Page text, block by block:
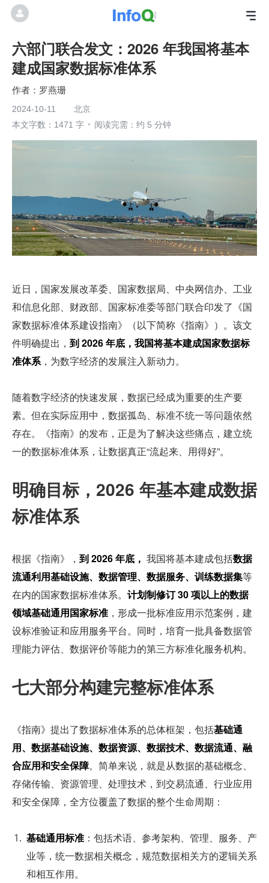
六部门联合发文：2026 年我国将基本
建成国家数据标准体系
罗燕珊
2024-10-11
北京
本文字数：1471 字
阅读完需：约 5 分钟
近日，国家发展改革委、国家数据局、中央网信办、工业
和信息化部、财政部、国家标准委等部门联合印发了《国
家数据标准体系建设指南》（以下简称《指南》）。该文
件明确提出， 到 2026 年底，我国将基本建成国家数据标
准体系，为数字经济的发展注入新动力。
随着数字经济的快速发展，数据已经成为重要的生产要
素。但在实际应用中，数据孤岛、标准不统一等问题依然
存在。《指南》的发布，正是为了解决这些痛点，建立统
一的数据标准体系，让数据真正“流起来、用得好”。
明确目标，2026 年基本建成数据
标准体系
根据《指南》， 到 2026 年底， 我国将基本建成包括数据
流通利用基础设施、数据管理、数据服务、训练数据集等
在内的国家数据标准体系。 计划制修订 30 项以上的数据
领域基础通用国家标准 ，形成一批标准应用示范案例，建
设标准验证和应用服务平台。同时，培育一批具备数据管
理能力评估、数据评价等能力的第三方标准化服务机构。
七大部分构建完整标准体系
《指南》提出了数据标准体系的总体框架，包括基础通
用、数据基础设施、数据资源、数据技术、数据流通、融
合应用和安全保障。简单来说，就是从数据的基础概念、
存储传输、资源管理、处理技术，到交易流通、行业应用
和安全保障，全方位覆盖了数据的整个生命周期：
基础通用标准 ：包括术语、参考架构、管理、服务、产
业等，统一数据相关概念，规范数据相关方的逻辑关系
和相互作用。